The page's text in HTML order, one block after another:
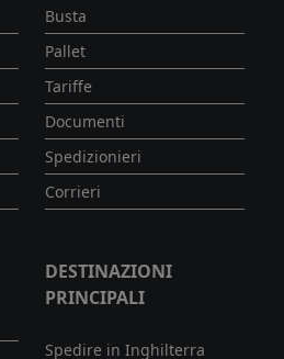
Busta
Pallet
Tariffe
Documenti
Spedizionieri
Corrieri
DESTINAZIONI
PRINCIPALI
Spedire in Inghilterra